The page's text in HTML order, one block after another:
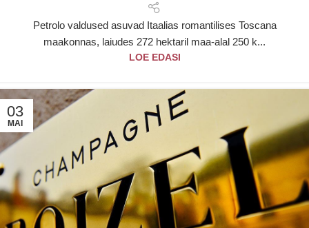
Petrolo valdused asuvad Itaalias romantilises Toscana
maakonnas, laiudes 272 hektaril maa-alal 250 k...
LOE EDASI
03
MAI